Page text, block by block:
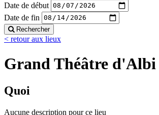
Date de début
Date de fin
Rechercher
< retour aux lieux
Grand Théâtre d'Albi
Quoi
Aucune description pour ce lieu